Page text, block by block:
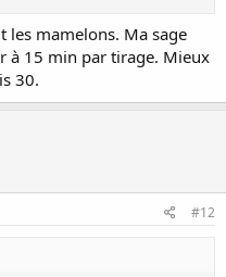
mamelons. Ma sage
à 15 min par tirage. Mieux
30.
#12